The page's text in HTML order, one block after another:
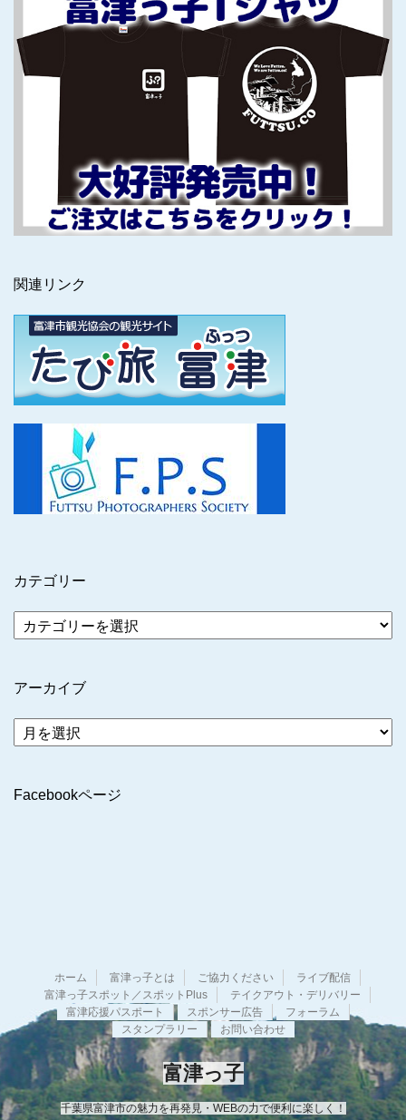
関連リンク
カテゴリー
アーカイブ
ア
ー
ブ
Facebookページ
ホーム 富津っ子とは ご協力ください
ライブ配信
富津っ子スポット／スポットPlus
テイクアウト・デリバリー
富津応援パスポート
スポンサー広告
フォーラム
スタンプラリー
お問い合わせ
富津っ子
千葉県富津市の魅力を再発見・WEBの力で便利に楽しく！